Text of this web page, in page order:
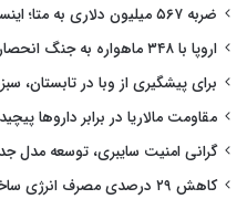
ضربه ۵۶۷ میلیون دلاری به متا؛ اینستاگرام زیر تیغ دادگاه
اروپا با ۳۴۸ ماهواره به جنگ انحصار استارلینک می‌رود
برای پیشگیری از وبا در تابستان،
مقاومت مالاریا در برابر داروها
گرانی امنیت سایبری، توسعه مدل
کاهش ۲۹ درصدی مصرف انرژی ساختمان‌ها با یک طراحی هوشمند